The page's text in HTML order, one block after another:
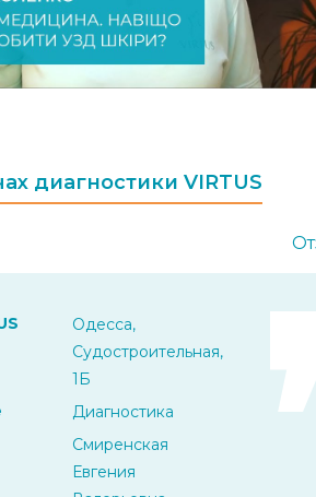
диагностики VIRTUS
Одесса,
Судостроительная,
1Б
Диагностика
Смиренская
Евгения